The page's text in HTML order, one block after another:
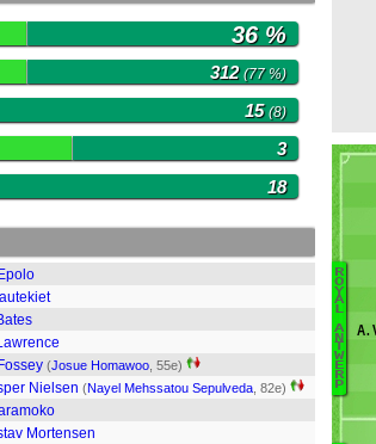
36 %
312(77 %)
15(8)
3
18
(Josue Homawoo , 55e)
Nielsen (Nayel Mehssatou Sepulveda , 82e)
Mortensen
R
O
Y
A
L
A
N
W
E
R
P
A.